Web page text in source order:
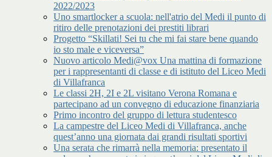
2022/2023
Uno smartlocker a scuola: nell'atrio del Medi il punto di
ritiro delle prenotazioni dei prestiti librari
Progetto “Skillati! Sei tu che mi fai stare bene quando
io sto male e viceversa”
Nuovo articolo Medi@vox Una mattina di formazione
per i rappresentanti di classe e di istituto del Liceo Medi
di Villafranca
Le classi 2H, 2I e 2L visitano Verona Romana e
partecipano ad un convegno di educazione finanziaria
Primo incontro del gruppo di lettura studentesco
La campestre del Liceo Medi di Villafranca, anche
quest’anno una giornata dai grandi risultati sportivi
Una serata che rimarrà nella memoria: presentato il